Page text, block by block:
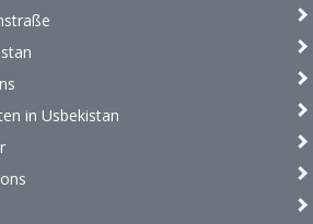
in Usbekistan